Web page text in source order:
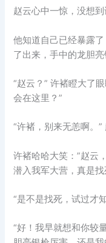
赵云心中一惊，没想到
他知道自己已经暴露
了出来，手中的龙胆亮
“赵云？” 许褚瞪大了
会在这里？”
“许褚，别来无恙啊。”
许褚哈哈大笑：”赵云
潜入我军大营，真是找
“是不是找死，试过才
“好！我早就想和你较